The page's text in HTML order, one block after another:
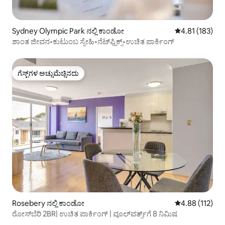
Sydney Olympic Park ನಲ್ಲಿ ಕಾಂಡೋ 5 ರಲ್ಲಿ 4.81
4.81 (183)
ಶಾಂತ ಜೀವನ•ಕುಟುಂಬ ಸ್ನೇಹಿ•ನೆಟ್‌ಫ್ಲಿಕ್ಸ್•ಉಚಿತ ಪಾರ್ಕಿಂಗ್
ಗೆಸ್ಟ್‌ಗಳ ಅಚ್ಚುಮೆಚ್ಚಿನದು
ಗೆಸ್ಟ್‌ಗಳ ಅಚ್ಚುಮೆಚ್ಚಿನದು
Rosebery ನಲ್ಲಿ ಕಾಂಡೋ 5 ರಲ್ಲಿ 4.88
4.88 (112)
ರೋಸ್‌ಬೆರಿ 2BR| ಉಚಿತ ಪಾರ್ಕಿಂಗ್ | ವೂಲ್‌ವರ್ತ್ಸ್‌ಗೆ 8 ನಿಮಿಷ